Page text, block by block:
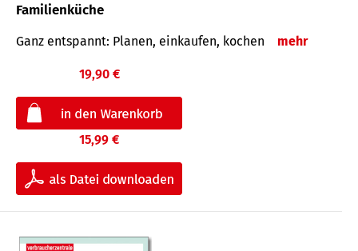
Familienküche
Ganz entspannt: Planen, einkaufen, kochen mehr
19,90 €
15,99 €